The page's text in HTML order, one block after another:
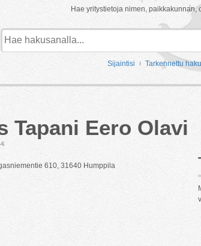
Hae yritystietoja nimen,
Sijaintisi Tarkennettu haku
Tapani Eero Olavi
610, 31640 Humppila